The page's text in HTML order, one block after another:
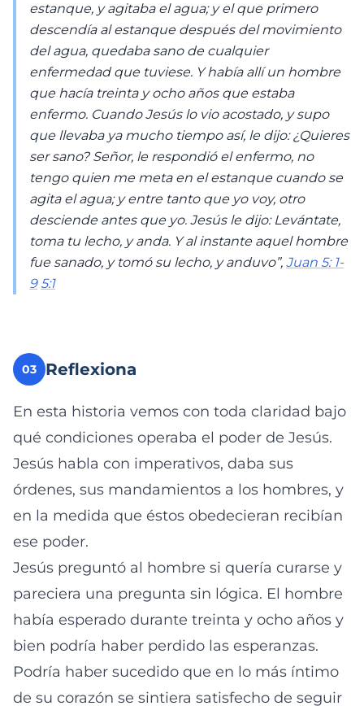
estanque, y agitaba el agua; y el que primero
descendía al estanque después del movimiento
del agua, quedaba sano de cualquier
enfermedad que tuviese. Y había allí un hombre
que hacía treinta y ocho años que estaba
enfermo. Cuando Jesús lo vio acostado, y supo
que llevaba ya mucho tiempo así, le dijo: ¿Quieres
ser sano? Señor, le respondió el enfermo, no
tengo quien me meta en el estanque cuando se
agita el agua; y entre tanto que yo voy, otro
desciende antes que yo. Jesús le dijo: Levántate,
toma tu lecho, y anda. Y al instante aquel hombre
fue sanado, y tomó su lecho, y anduvo”, Juan 5: 1-
9 5:1
03 Reflexiona
En esta historia vemos con toda claridad bajo
qué condiciones operaba el poder de Jesús.
Jesús habla con imperativos, daba sus
órdenes, sus mandamientos a los hombres, y
en la medida que éstos obedecieran recibían
ese poder.
Jesús preguntó al hombre si quería curarse y
pareciera una pregunta sin lógica. El hombre
había esperado durante treinta y ocho años y
bien podría haber perdido las esperanzas.
Podría haber sucedido que en lo más íntimo
de su corazón se sintiera satisfecho de seguir